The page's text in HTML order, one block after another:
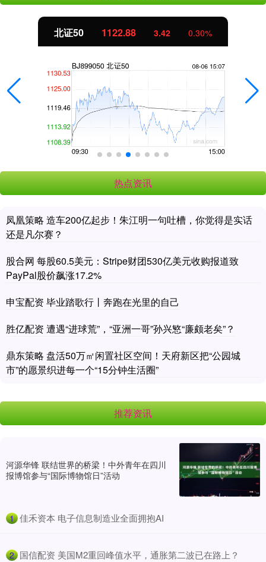
北证50 1122.88 3.42 0.30%
热点资讯
凤凰策略 造车200亿起步！朱江明一句吐槽，你觉得是实话
还是凡尔赛？
股合网 每股60.5美元：Stripe财团530亿美元收购报道致
PayPal股价飙涨17.2%
申宝配资 毕业踏歌行丨奔跑在光里的自己
胜亿配资 遭遇“进球荒”，“亚洲一哥”孙兴慜“廉颇老矣”？
鼎东策略 盘活50万㎡闲置社区空间！天府新区把“公园城
市”的愿景织进每一个“15分钟生活圈”
推荐资讯
河源华锋 联结世界的桥梁！中外青年在四川
报博馆参与“国际博物馆日”活动
1 ​佳禾资本 电子信息制造业全面拥抱AI
2 ​国信配资 美国M2重回峰值水平，通胀第二波已在路上？